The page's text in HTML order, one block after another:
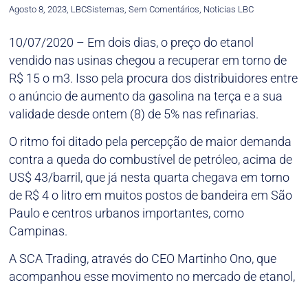
Agosto 8, 2023, LBCSistemas, Sem Comentários, Noticias LBC
10/07/2020 – Em dois dias, o preço do etanol
vendido nas usinas chegou a recuperar em torno de
R$ 15 o m3. Isso pela procura dos distribuidores entre
o anúncio de aumento da gasolina na terça e a sua
validade desde ontem (8) de 5% nas refinarias.
O ritmo foi ditado pela percepção de maior demanda
contra a queda do combustível de petróleo, acima de
US$ 43/barril, que já nesta quarta chegava em torno
de R$ 4 o litro em muitos postos de bandeira em São
Paulo e centros urbanos importantes, como
Campinas.
A SCA Trading, através do CEO Martinho Ono, que
acompanhou esse movimento no mercado de etanol,